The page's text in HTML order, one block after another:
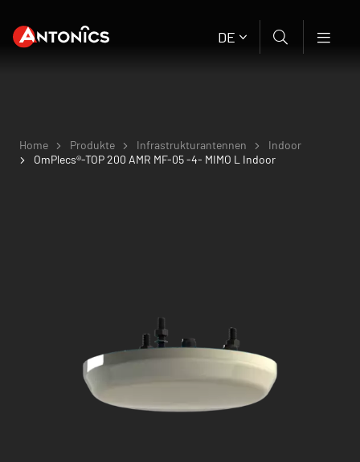
DE
Home Produkte Infrastruktur­antennen
Indoor
OmPlecs®-TOP 200 AMR MF-05 -4- MIMO L Indoor